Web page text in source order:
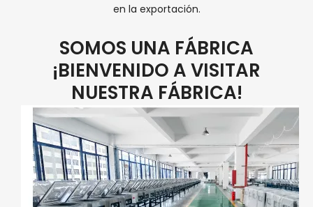
en la exportación.
SOMOS UNA FÁBRICA
¡BIENVENIDO A VISITAR
NUESTRA FÁBRICA!